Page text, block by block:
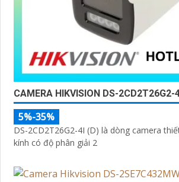
CAMERA HIKVISION DS-2CD2T26G2-
5%-35%
DS-2CD2T26G2-4I (D) là dòng camera
kính có độ phân giải 2